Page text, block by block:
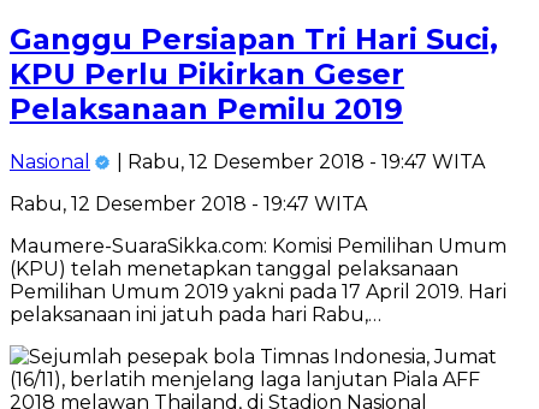
Ganggu Persiapan Tri Hari Suci,
KPU Perlu Pikirkan Geser
Pelaksanaan Pemilu 2019
Nasional
| Rabu, 12 Desember 2018 - 19:47 WITA
Rabu, 12 Desember 2018 - 19:47 WITA
Maumere-SuaraSikka.com: Komisi Pemilihan Umum
(KPU) telah menetapkan tanggal pelaksanaan
Pemilihan Umum 2019 yakni pada 17 April 2019. Hari
pelaksanaan ini jatuh pada hari Rabu,…